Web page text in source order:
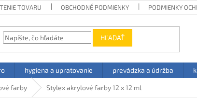
TOVARU OBCHODNÉ PODMIENKY PODMIENKY
HĽADAŤ
hygiena a upratovanie prevádzka a údržba
farby Stylex akrylové farby 12 x 12 ml